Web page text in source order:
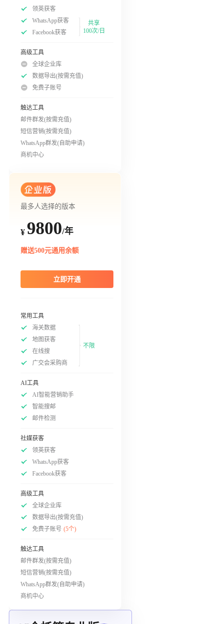
领英获客
WhatsApp获客
Facebook获客
共享
100次/日
高级工具
全球企业库
数据导出(按需充值)
免费子账号
触达工具
邮件群发(按需充值)
短信营销(按需充值)
WhatsApp群发(自助申请)
商机中心
最多人选择的版本
¥ 9800/年
赠送500元通用余额
立即开通
常用工具
海关数据
地图获客
在线搜
广交会采购商
不限
AI工具
AI智能营销助手
智能搜邮
邮件检测
社媒获客
领英获客
WhatsApp获客
Facebook获客
高级工具
全球企业库
数据导出(按需充值)
免费子账号 (5个)
触达工具
邮件群发(按需充值)
短信营销(按需充值)
WhatsApp群发(自助申请)
商机中心